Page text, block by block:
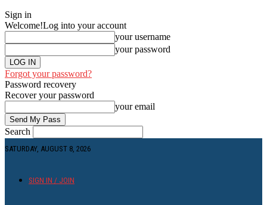
Sign in
Welcome!Log into your account
your username
your password
Forgot your password?
Password recovery
Recover your password
your email
Search
SATURDAY, AUGUST 8, 2026
SIGN IN / JOIN